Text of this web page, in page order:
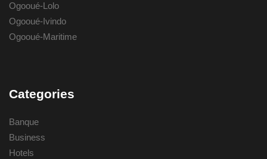
Ogooué-Lolo
Ogooué-Ivindo
Ogooué-Maritime
Categories
Banque
Business
Hotels